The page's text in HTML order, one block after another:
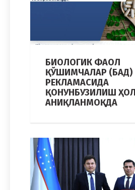
БИОЛОГИК ФАОЛ
ҚЎШИМЧАЛАР (БАД)
РЕКЛАМАСИДА
ҚОНУНБУЗИЛИШ
АНИҚЛАНМОҚДА